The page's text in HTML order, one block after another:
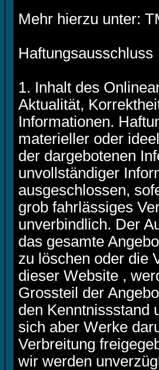
Mehr hierzu unter:
Haftungsausschluss
1. Inhalt des
Aktualität,
Informationen.
materieller oder
der dargebotenen
unvollständiger
ausgeschlossen,
grob fahrlässiges
unverbindlich. Der
das gesamte
zu löschen oder die
dieser Website ,
Grossteil der
den Kenntnissstand
sich aber Werke
Verbreitung
wir werden